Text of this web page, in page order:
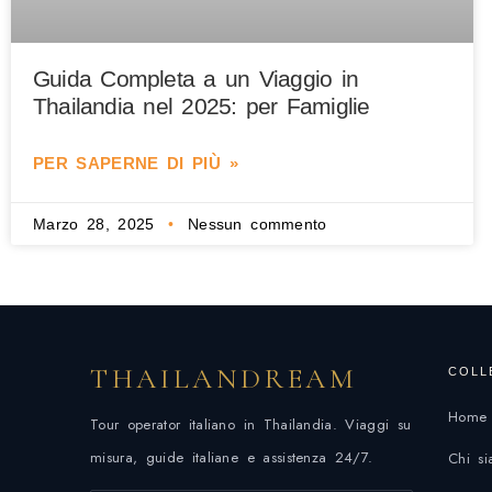
Guida Completa a un Viaggio in
Thailandia nel 2025: per Famiglie
PER SAPERNE DI PIÙ »
Marzo 28, 2025 Nessun commento
THAILANDREAM
Tour operator italiano in Thailandia. Viaggi su
misura, guide italiane e assistenza 24/7.
Home
Chi